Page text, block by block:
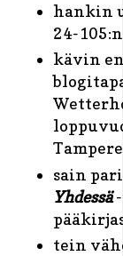
hankin
24-105:n
kävin
sain
Yhdessä-
tein